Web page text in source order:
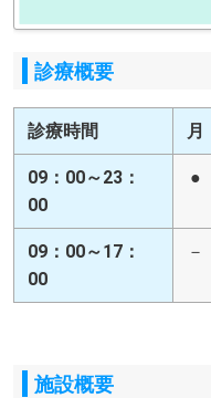
診療概要
診療時間 月
09：00～23：
00
●
09：00～17：
00
－
施設概要